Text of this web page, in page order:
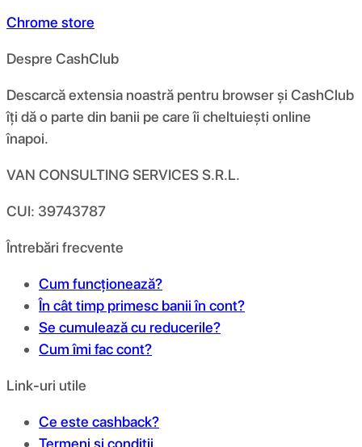
Chrome store
Despre CashClub
Descarcă extensia noastră pentru browser și CashClub
îți dă o parte din banii pe care îi cheltuiești online
înapoi.
VAN CONSULTING SERVICES S.R.L.
CUI: 39743787
Întrebări frecvente
Cum funcționează?
În cât timp primesc banii în cont?
Se cumulează cu reducerile?
Cum îmi fac cont?
Link-uri utile
Ce este cashback?
Termeni și condiții